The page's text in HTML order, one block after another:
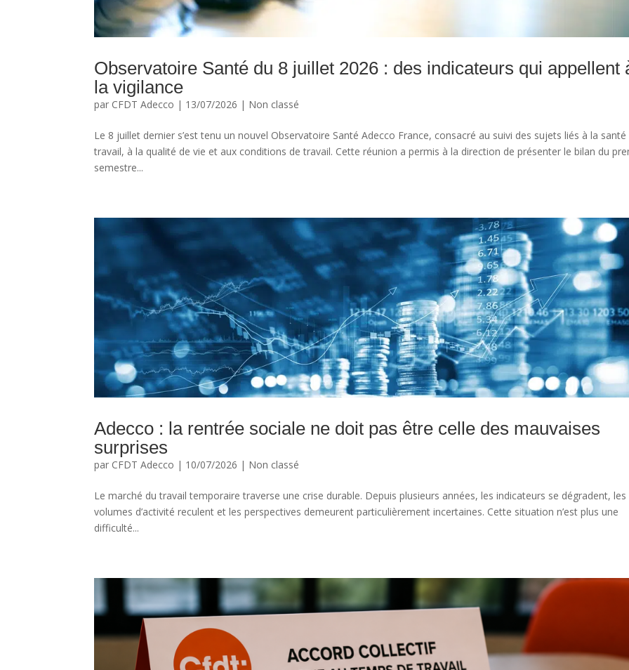
Observatoire Santé du 8 juillet 2026 : des indicateurs qui appellent
la vigilance
par CFDT Adecco | 13/07/2026 | Non classé
Le 8 juillet dernier s’est tenu un nouvel Observatoire Santé Adecco France, consacré au suivi des sujets liés à la santé
travail, à la qualité de vie et aux conditions de travail. Cette réunion a permis à la direction de présenter le bilan du
semestre...
Adecco : la rentrée sociale ne doit pas être celle des mauvaises
surprises
par CFDT Adecco | 10/07/2026 | Non classé
Le marché du travail temporaire traverse une crise durable. Depuis plusieurs années, les indicateurs se dégradent, les
volumes d’activité reculent et les perspectives demeurent particulièrement incertaines. Cette situation n’est plus une
difficulté...